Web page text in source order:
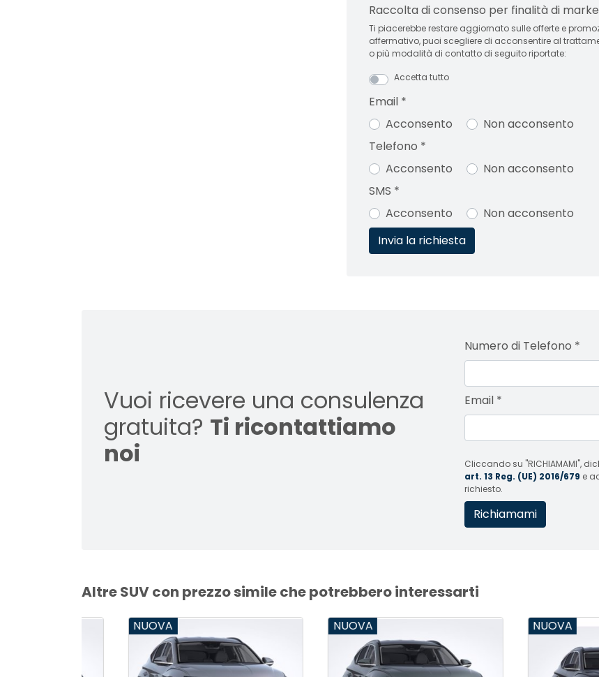
Raccolta di consenso per finalità di
Ti piacerebbe restare aggiornato sulle offerte e
affermativo, puoi scegliere di acconsentire al
o più modalità di contatto di seguito riportate:
Accetta tutto
Email *
Acconsento
Non acconsento
Telefono *
Acconsento
Non acconsento
SMS *
Acconsento
Non acconsento
Vuoi ricevere una consulenza
gratuita? Ti ricontattiamo
noi
Numero di Telefono *
Email *
Cliccando su "RICHIAMAMI",
art. 13 Reg. (UE) 2016/679 e
richiesto.
Altre SUV con prezzo simile che potrebbero interessarti